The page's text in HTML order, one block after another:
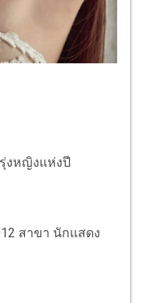
งหญิงแห่งปี
สาขา นักแสดง